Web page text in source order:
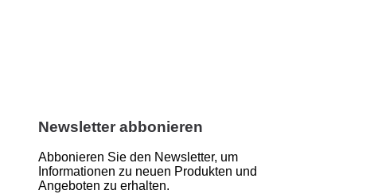
Newsletter abbonieren
Abbonieren Sie den Newsletter, um
Informationen zu neuen Produkten und
Angeboten zu erhalten.